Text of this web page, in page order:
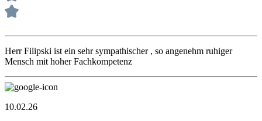
Herr Filipski ist ein sehr sympathischer , so angenehm ruhiger
Mensch mit hoher Fachkompetenz
10.02.26